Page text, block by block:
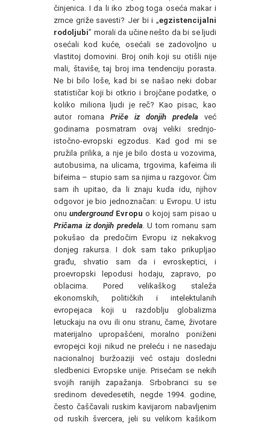
činjenica. I da li iko zbog toga oseća makar i
zrnce griže savesti? Jer bi i „egzistencijalni
rodoljubi” morali da učine nešto da bi se ljudi
osećali kod kuće, osećali se zadovoljno u
vlastitoj domovini. Broj onih koji su otišli nije
mali, štaviše, taj broj ima tendenciju porasta.
Ne bi bilo loše, kad bi se našao neki dobar
statističar koji bi otkrio i brojčane podatke, o
koliko miliona ljudi je reč? Kao pisac, kao
autor romana Priče iz donjih predela već
godinama posmatram ovaj veliki srednjo-
istočno-evropski egzodus. Kad god mi se
pružila prilika, a nje je bilo dosta u vozovima,
autobusima, na ulicama, trgovima, kafeima ili
bifeima – stupio sam sa njima u razgovor. Čim
sam ih upitao, da li znaju kuda idu, njihov
odgovor je bio jednoznačan: u Evropu. U istu
onu underground Evropu o kojoj sam pisao u
Pričama iz donjih predela.U tom romanu sam
pokušao da predočim Evropu iz nekakvog
donjeg rakursa. I dok sam tako prikupljao
građu, shvatio sam da i evroskeptici, i
proevropski lepodusi hodaju, zapravo, po
oblacima. Pored velikaškog staleža
ekonomskih, političkih i intelektulanih
evropejaca koji u razdoblju globalizma
letuckaju na ovu ili onu stranu, čame, životare
materijalno upropašćeni, moralno poniženi
evropejci koji nikud ne preleću i ne nasedaju
nacionalnoj buržoaziji već ostaju dosledni
sledbenici Evropske unije. Prisećam se nekih
svojih ranijih zapažanja. Srbobranci su se
sredinom devedesetih, negde 1994. godine,
često čaščavali ruskim kavijarom nabavljenim
od ruskih švercera, jeli su velikom kašikom